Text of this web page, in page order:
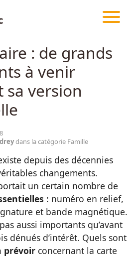
Créativité
Food
Insolite
Emotion
Animaux
FAMILLE
: de grands
à venir
sa version
dans la catégorie Famille
depuis des décennies
changements.
un certain nombre de
: numéro en relief,
et bande magnétique.
aussi importants qu’avant
dénués d’intérêt. Quels sont
prévoir concernant la carte